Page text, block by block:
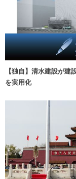
【独自】清水建設が
を実用化